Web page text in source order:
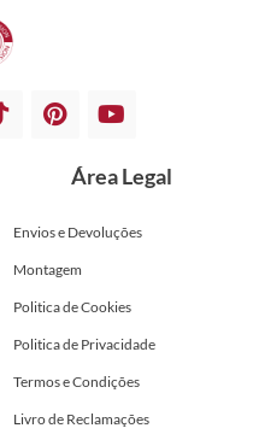
Área Legal
Envios e Devoluções
Montagem
Politica de Cookies
Politica de Privacidade
Termos e Condições
Livro de Reclamações